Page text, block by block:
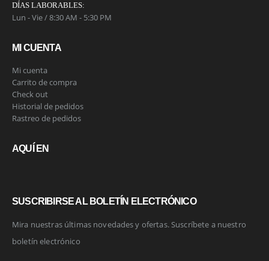
DÍAS LABORABLES:
Lun - Vie / 8:30 AM - 5:30 PM
MI CUENTA
Mi cuenta
Carrito de compra
Check out
Historial de pedidos
Rastreo de pedidos
AQUÍ EN
SUSCRIBIRSE AL BOLETÍN ELECTRÓNICO
Mira nuestras últimas novedades y ofertas. Suscríbete a nuestro
boletín electrónico